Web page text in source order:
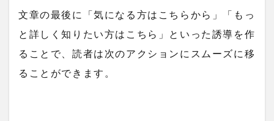
文章の最後に「気になる方はこちらから」「もっ
と詳しく知りたい方はこちら」といった誘導を作
ることで、読者は次のアクションにスムーズに移
ることができます。